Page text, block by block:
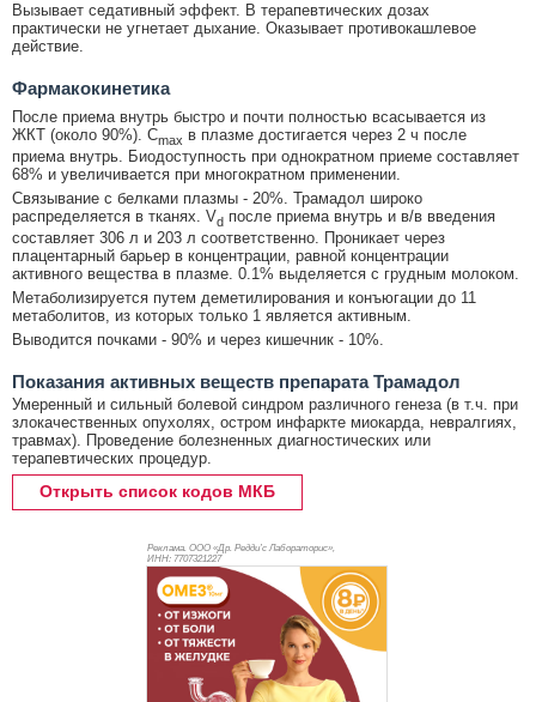
Вызывает седативный эффект. В терапевтических дозах
практически не угнетает дыхание. Оказывает противокашлевое
действие.
Фармакокинетика
После приема внутрь быстро и почти полностью всасывается из
ЖКТ (около 90%). Cmax в плазме достигается через 2 ч после
приема внутрь. Биодоступность при однократном приеме составляет
68% и увеличивается при многократном применении.
Связывание с белками плазмы - 20%. Трамадол широко
распределяется в тканях. Vd после приема внутрь и в/в введения
составляет 306 л и 203 л соответственно. Проникает через
плацентарный барьер в концентрации, равной концентрации
активного вещества в плазме. 0.1% выделяется с грудным молоком.
Метаболизируется путем деметилирования и конъюгации до 11
метаболитов, из которых только 1 является активным.
Выводится почками - 90% и через кишечник - 10%.
Показания активных веществ препарата Трамадол
Умеренный и сильный болевой синдром различного генеза (в т.ч. при
злокачественных опухолях, остром инфаркте миокарда, невралгиях,
травмах). Проведение болезненных диагностических или
терапевтических процедур.
Открыть список кодов МКБ
Реклама. ООО «Др. Редди’с Лабораторис»,
ИНН: 7707321227